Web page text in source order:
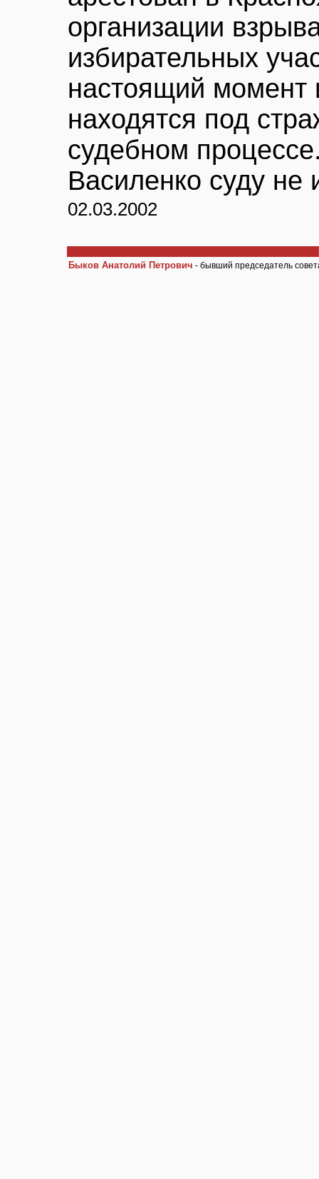
организации
избирательных
настоящий момент
находятся под
судебном
Василенко суду не
02.03.2002
Быков Анатолий Петрович - бывший председатель